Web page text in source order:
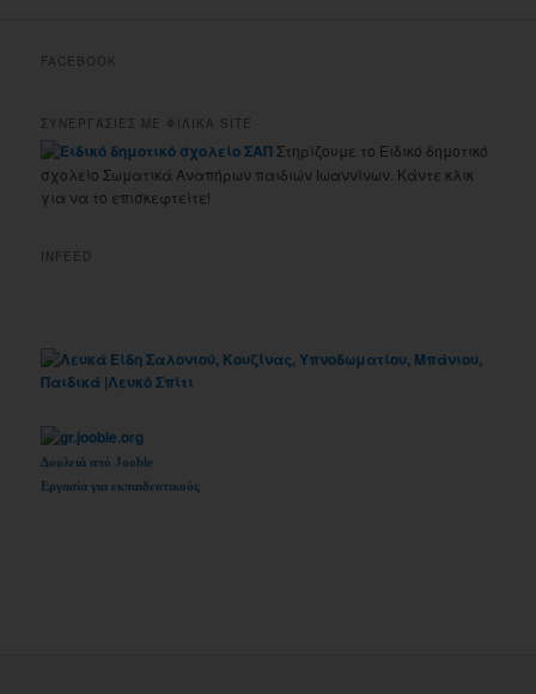
FACEBOOK
ΣΥΝΕΡΓΑΣΙΕΣ ΜΕ ΦΙΛΙΚΑ SITE
Στηρίζουμε το Ειδικό δημοτικό
σχολείο Σωματικά Αναπήρων παιδιών Ιωαννίνων. Κάντε κλικ
για να το επισκεφτείτε!
INFEED
Δουλειά από Jooble
Εργασία για εκπαιδευτικούς